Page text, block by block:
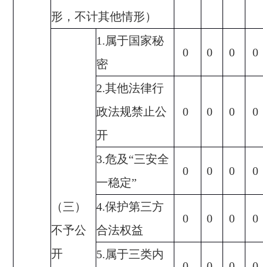
形，不计其他情形）
（三）
不予公
开
1.属于国家秘
密
0 0 0 0
2.其他法律行
政法规禁止公
开
0 0 0 0
3.危及“三安全
一稳定”
0 0 0 0
4.保护第三方
合法权益
0 0 0 0
5.属于三类内